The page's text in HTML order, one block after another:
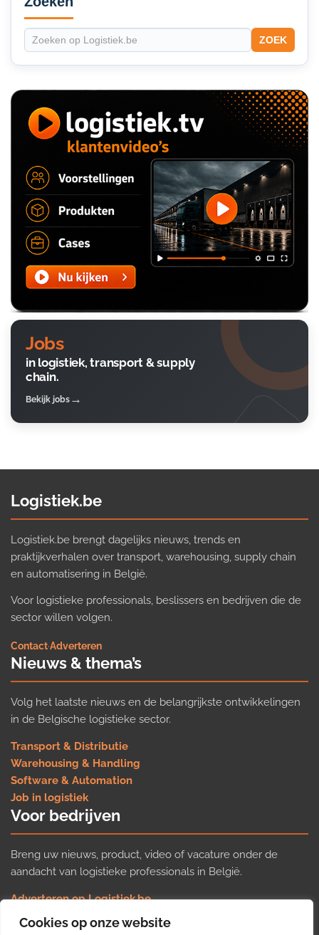
Cookies op onze website
ZOEK
Jobs
in logistiek, transport & supply
chain.
Bekijk jobs
Logistiek.be
Logistiek.be brengt dagelijks nieuws, trends en
praktijkverhalen over transport, warehousing, supply chain
en automatisering in België.
Voor logistieke professionals, beslissers en bedrijven die de
sector willen volgen.
Contact·Adverteren
Nieuws & thema’s
Volg het laatste nieuws en de belangrijkste ontwikkelingen
in de Belgische logistieke sector.
Transport & Distributie
Warehousing & Handling
Software & Automation
Job in logistiek
Voor bedrijven
Breng uw nieuws, product, video of vacature onder de
aandacht van logistieke professionals in België.
Adverteren op Logistiek.be
Nieuws insturen